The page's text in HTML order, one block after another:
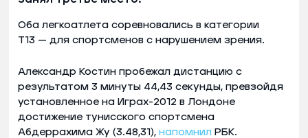
Оба легкоатлета соревновались в категории
T13 — для спортсменов с нарушением зрения.
Александр Костин пробежал дистанцию с
результатом 3 минуты 44,43 секунды, превзойдя
установленное на Играх-2012 в Лондоне
достижение тунисского спортсмена
Абдеррахима Жу (3.48,31), напомнил РБК.